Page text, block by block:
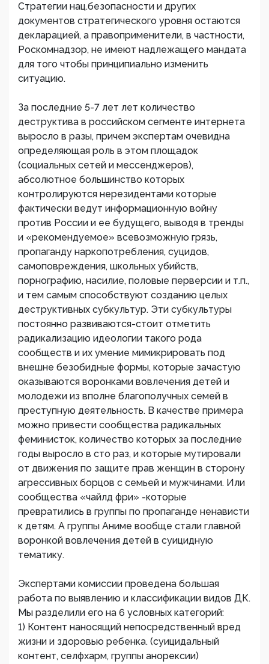
Стратегии нац.безопасности и других
документов стратегического уровня остаются
декларацией, а правоприменители, в частности,
Роскомнадзор, не имеют надлежащего мандата
для того чтобы принципиально изменить
ситуацию.
За последние 5-7 лет лет количество
деструктива в российском сегменте интернета
выросло в разы, причем экспертам очевидна
определяющая роль в этом площадок
(социальных сетей и мессенджеров),
абсолютное большинство которых
контролируются нерезидентами которые
фактически ведут информационную войну
против России и ее будущего, выводя в тренды
и «рекомендуемое» всевозможную грязь,
пропаганду наркопотребления, суцидов,
самоповреждения, школьных убийств,
порнографию, насилие, половые перверсии и т.п.,
и тем самым способствуют созданию целых
деструктивных субкультур. Эти субкультуры
постоянно развиваются-стоит отметить
радикализацию идеологии такого рода
сообществ и их умение мимикрировать под
внешне безобидные формы, которые зачастую
оказываются воронками вовлечения детей и
молодежи из вполне благополучных семей в
преступную деятельность. В качестве примера
можно привести сообщества радикальных
феминисток, количество которых за последние
годы выросло в сто раз, и которые мутировали
от движения по защите прав женщин в сторону
агрессивных борцов с семьей и мужчинами. Или
сообщества «чайлд фри» -которые
превратились в группы по пропаганде ненависти
к детям. А группы Аниме вообще стали главной
воронкой вовлечения детей в суицидную
тематику.
Экспертами комиссии проведена большая
работа по выявлению и классификации видов ДК.
Мы разделили его на 6 условных категорий:
1) Контент наносящий непосредственный вред
жизни и здоровью ребенка. (суицидальный
контент, селфхарм, группы анорексии)